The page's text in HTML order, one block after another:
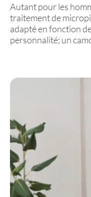
Autant pour les
traitement de
adapté en fonction
personnalité; un